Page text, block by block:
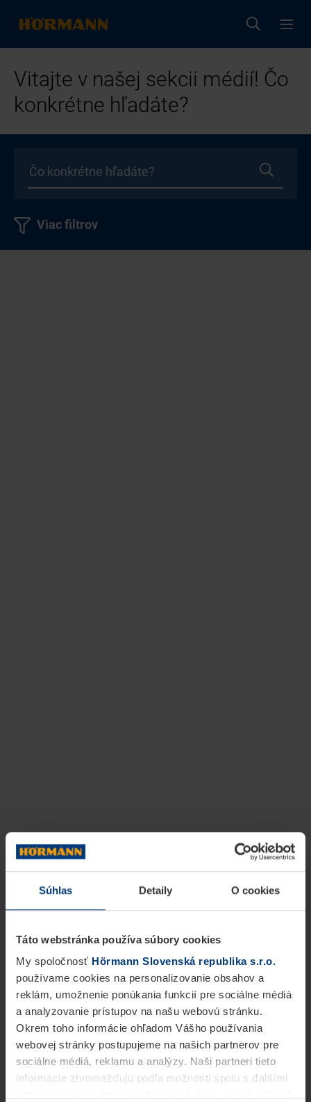
Súhlas Detaily O cookies
Táto webstránka používa súbory cookies
My spoločnosť Hörmann Slovenská republika s.r.o.
používame cookies na personalizovanie obsahov a
reklám, umožnenie ponúkania funkcií pre sociálne médiá
a analyzovanie prístupov na našu webovú stránku.
Okrem toho informácie ohľadom Vášho používania
webovej stránky postupujeme na našich partnerov pre
sociálne médiá, reklamu a analýzy. Naši partneri tieto
informácie zhromažďujú podľa možnosti spolu s ďalšími
Vitajte v našej sekcii médií! Čo
konkrétne hľadáte?
Viac filtrov